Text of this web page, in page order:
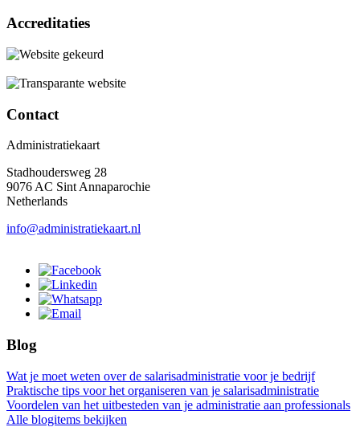
Accreditaties
Contact
Administratiekaart
Stadhoudersweg 28
9076 AC Sint Annaparochie
Netherlands
info@administratiekaart.nl
Blog
Wat je moet weten over de salarisadministratie voor je bedrijf
Praktische tips voor het organiseren van je salarisadministratie
Voordelen van het uitbesteden van je administratie aan professionals
Alle blogitems bekijken